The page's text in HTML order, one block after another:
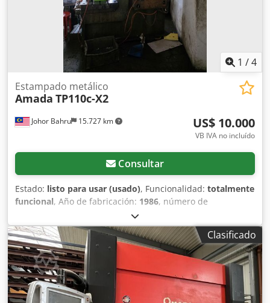
1 /4
Johor Bahru 15.727 km
Estampado metálico
Amada TP110c-X2
US$ 10.000
VB IVA no incluído
Consultar
Estado: listo para usar (usado), Funcionalidad: totalmente
funcional, Año de fabricación: 1986, número de
, tensión de entrada:
corriente de entrada:20 A, frecuencia de entrada:60 Hz,
Máquina de estampado de metal a la venta, en perfecto
estado de funcionamiento. Codpezrkumefx Apyorf
Clasificado